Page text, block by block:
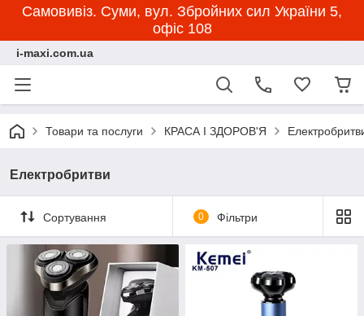
Самовивіз. Суми, вул. Збройних сил України 5,
офіс 108
i-maxi.com.ua
Товари та послуги КРАСА І ЗДОРОВ'Я
Електробритви
Сортування 0 Фільтри